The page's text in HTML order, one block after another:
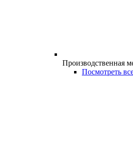
Производственная
Посмотреть